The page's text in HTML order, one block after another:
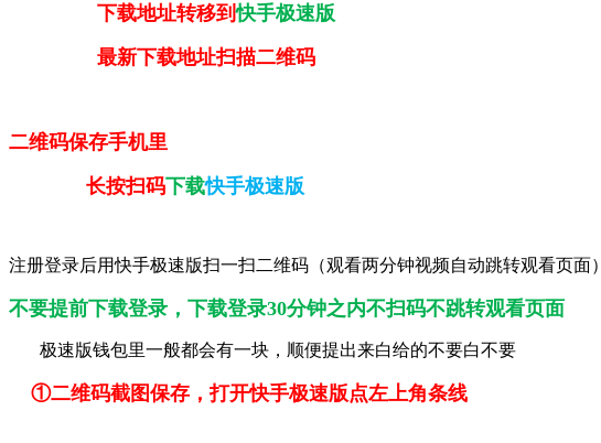
下载地址转移到快手极速版
最新下载地址扫描二维码
二维码保存手机里
长按扫码下载快手极速版
注册登录后用快手极速版扫一扫二维码（观看两分钟视频自动跳转观看页面）
不要提前下载登录，下载登录30分钟之内不扫码不跳转观看页面
极速版钱包里一般都会有一块，顺便提出来白给的不要白不要
①二维码截图保存，打开快手极速版点左上角条线